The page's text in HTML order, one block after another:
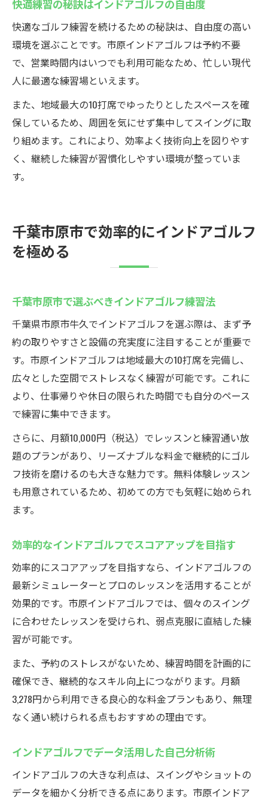
快適練習の秘訣はインドアゴルフの自由度
快適なゴルフ練習を続けるための秘訣は、自由度の高い
環境を選ぶことです。市原インドアゴルフは予約不要
で、営業時間内はいつでも利用可能なため、忙しい現代
人に最適な練習場といえます。
また、地域最大の10打席でゆったりとしたスペースを確
保しているため、周囲を気にせず集中してスイングに取
り組めます。これにより、効率よく技術向上を図りやす
く、継続した練習が習慣化しやすい環境が整っていま
す。
千葉市原市で効率的にインドアゴルフ
を極める
千葉市原市で選ぶべきインドアゴルフ練習法
千葉県市原市牛久でインドアゴルフを選ぶ際は、まず予
約の取りやすさと設備の充実度に注目することが重要で
す。市原インドアゴルフは地域最大の10打席を完備し、
広々とした空間でストレスなく練習が可能です。これに
より、仕事帰りや休日の限られた時間でも自分のペース
で練習に集中できます。
さらに、月額10,000円（税込）でレッスンと練習通い放
題のプランがあり、リーズナブルな料金で継続的にゴル
フ技術を磨けるのも大きな魅力です。無料体験レッスン
も用意されているため、初めての方でも気軽に始められ
ます。
効率的なインドアゴルフでスコアアップを目指す
効率的にスコアアップを目指すなら、インドアゴルフの
最新シミュレーターとプロのレッスンを活用することが
効果的です。市原インドアゴルフでは、個々のスイング
に合わせたレッスンを受けられ、弱点克服に直結した練
習が可能です。
また、予約のストレスがないため、練習時間を計画的に
確保でき、継続的なスキル向上につながります。月額
3,278円から利用できる良心的な料金プランもあり、無理
なく通い続けられる点もおすすめの理由です。
インドアゴルフでデータ活用した自己分析術
インドアゴルフの大きな利点は、スイングやショットの
データを細かく分析できる点にあります。市原インドア